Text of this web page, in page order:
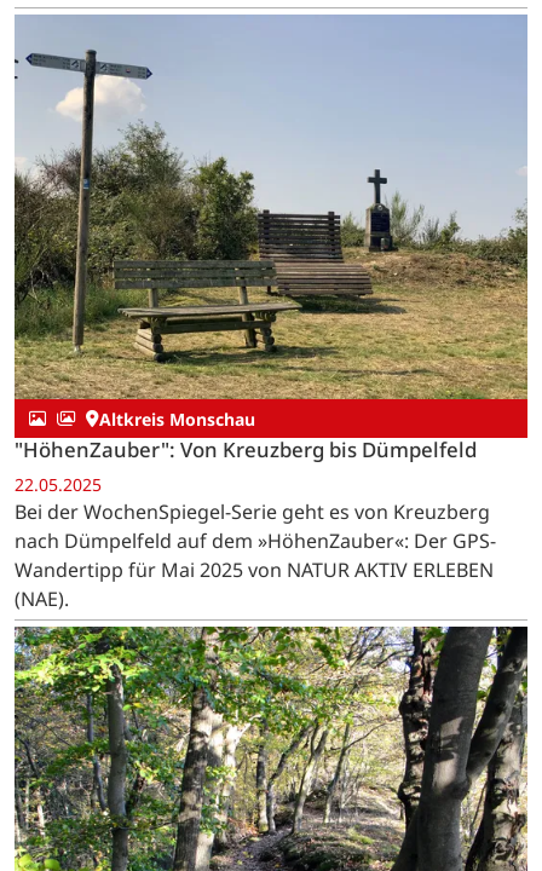
Altkreis Monschau
"HöhenZauber": Von Kreuzberg bis Dümpelfeld
22.05.2025
Bei der WochenSpiegel-Serie geht es von Kreuzberg
nach Dümpelfeld auf dem »HöhenZauber«: Der GPS-
Wandertipp für Mai 2025 von NATUR AKTIV ERLEBEN
(NAE).